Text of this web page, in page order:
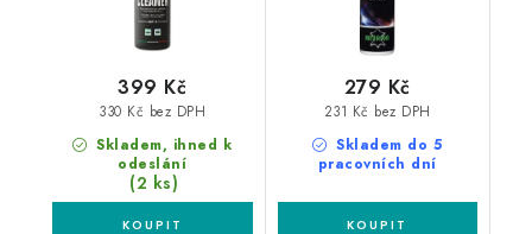
Skladem, ihned k
odeslání
(2 ks)
330 Kč bez DPH
399 Kč
Skladem do 5
pracovních dní
231 Kč bez DPH
279 Kč